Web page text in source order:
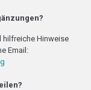
hilfreiche Hinweise
Email: